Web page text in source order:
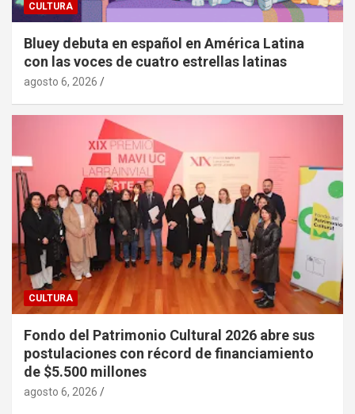
CULTURA
Bluey debuta en español en América Latina
con las voces de cuatro estrellas latinas
agosto 6, 2026
CULTURA
Fondo del Patrimonio Cultural 2026 abre sus
postulaciones con récord de financiamiento
de $5.500 millones
agosto 6, 2026